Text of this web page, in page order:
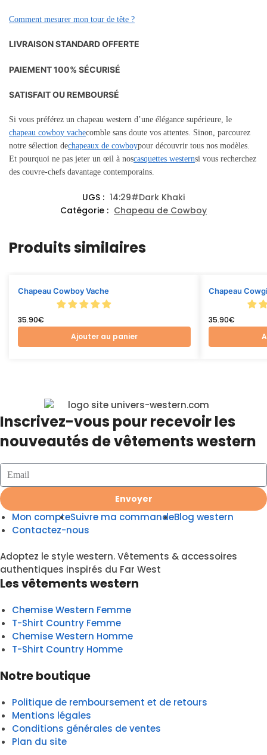
Comment mesurer mon tour de tête ?
LIVRAISON STANDARD OFFERTE
PAIEMENT 100% SÉCURISÉ
SATISFAIT OU REMBOURSÉ
Si vous préférez un chapeau western d’une élégance supérieure, le
chapeau cowboy vachecomble sans doute vos attentes. Sinon, parcourez
notre sélection dechapeaux de cowboypour découvrir tous nos modèles.
Et pourquoi ne pas jeter un œil à noscasquettes westernsi vous recherchez
des couvre-chefs davantage contemporains.
UGS : 14:29#Dark Khaki
Catégorie : Chapeau de Cowboy
Produits similaires
Chapeau Cowboy Vache
35.90€
Ajouter au panier
Chapeau
35.90€
Inscrivez-vous pour recevoir les
nouveautés de vêtements western
Envoyer
Mon compteSuivre ma commandeBlog western
Contactez-nous
Adoptez le style western. Vêtements & accessoires
authentiques inspirés du Far West
Les vêtements western
Chemise Western Femme
T-Shirt Country Femme
Chemise Western Homme
T-Shirt Country Homme
Notre boutique
Politique de remboursement et de retours
Mentions légales
Conditions générales de ventes
Plan du site